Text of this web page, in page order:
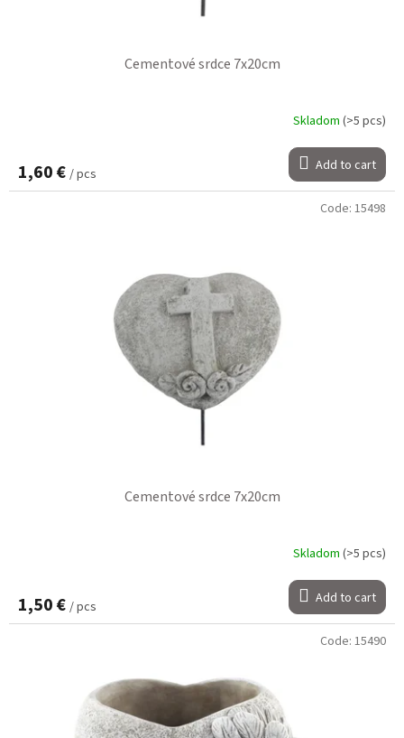
Cementové srdce 7x20cm
Skladom (>5 pcs)
1,60 € / pcs Add to cart
Cementové srdce 7x20cm
Skladom (>5 pcs)
1,50 € / pcs Add to cart
Code: 15498
Code: 15490